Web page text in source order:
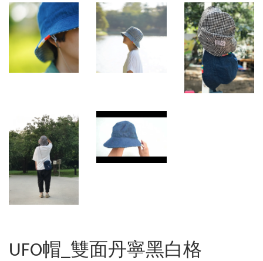
UFO帽_雙面丹寧黑白格